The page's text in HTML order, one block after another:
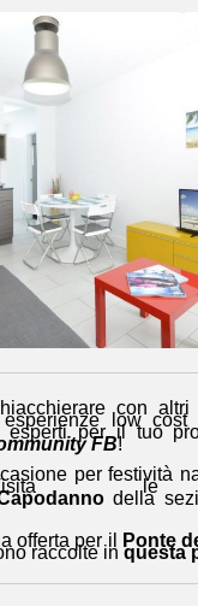
con altri
low
esperti per il tuo
FB!
per festività
le
della
offerta per il
Ponte
raccolte in questa